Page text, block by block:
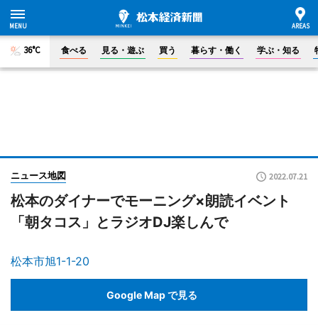
36°C 食べる 見る・遊ぶ 買う 暮らす・働く 学ぶ・知る
ニュース地図 2022.07.21
松本のダイナーでモーニング×朗読イベント
「朝タコス」とラジオDJ楽しんで
松本市旭1-1-20
Google Map で見る